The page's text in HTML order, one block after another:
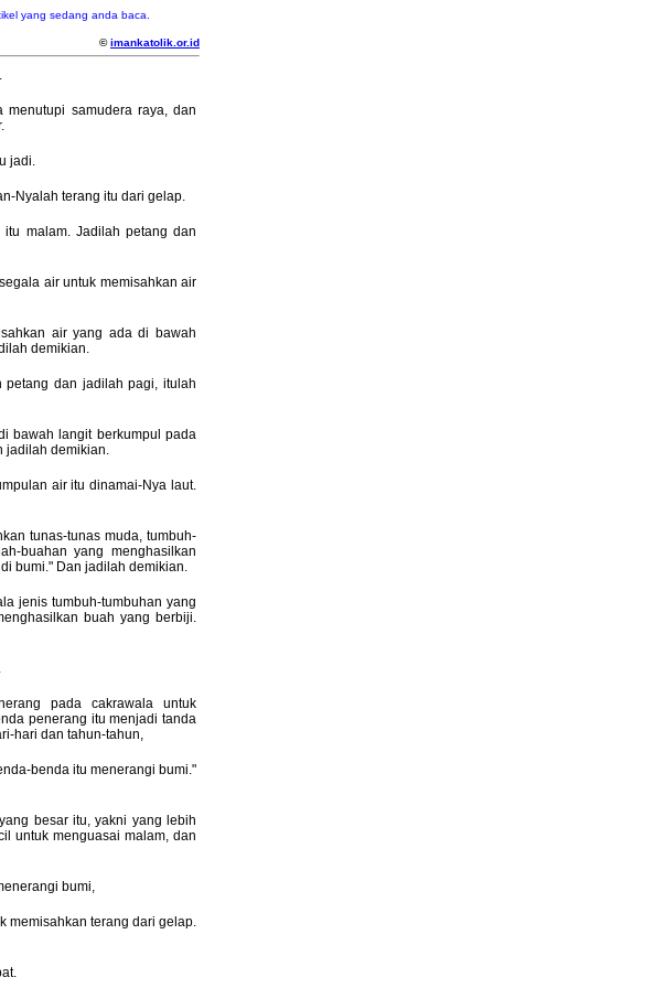
yang sedang anda baca.
©imankatolik.or.id
menutupi samudera raya, dan
jadi.
Nyalah terang itu dari gelap.
malam. Jadilah petang dan
air untuk memisahkan air
air yang ada di bawah
demikian.
petang dan jadilah pagi, itulah
bawah langit berkumpul pada
jadilah demikian.
air itu dinamai-Nya laut.
tunas-tunas muda, tumbuh-
buahan yang menghasilkan
bumi." Dan jadilah demikian.
jenis tumbuh-tumbuhan yang
buah yang berbiji.
pada cakrawala untuk
penerang itu menjadi tanda
hari dan tahun-tahun,
benda itu menerangi bumi."
besar itu, yakni yang lebih
untuk menguasai malam, dan
bumi,
memisahkan terang dari gelap.